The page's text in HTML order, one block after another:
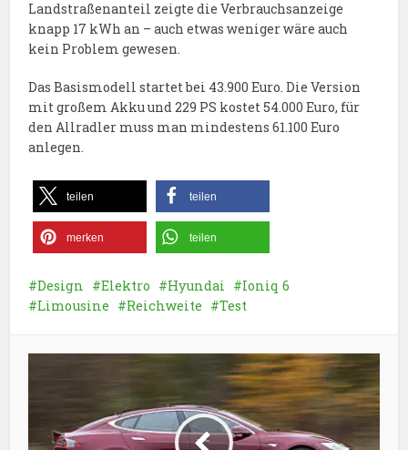
Landstraßenanteil zeigte die Verbrauchsanzeige
knapp 17 kWh an – auch etwas weniger wäre auch
kein Problem gewesen.
Das Basismodell startet bei 43.900 Euro. Die Version
mit großem Akku und 229 PS kostet 54.000 Euro, für
den Allradler muss man mindestens 61.100 Euro
anlegen.
teilen teilen
merken teilen
Design Elektro Hyundai
Ioniq 6
Limousine
Reichweite Test